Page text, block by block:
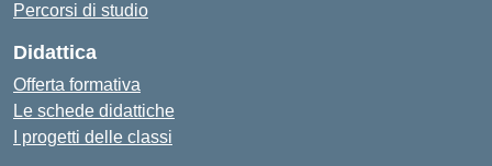
Percorsi di studio
Didattica
Offerta formativa
Le schede didattiche
I progetti delle classi